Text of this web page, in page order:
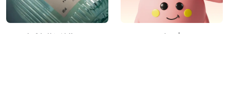
2019全球包装设计奖Dieline
ABDdesign 出品 |